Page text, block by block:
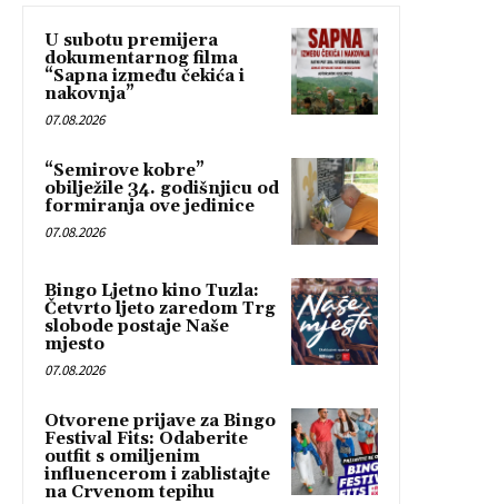
U subotu premijera
dokumentarnog filma
“Sapna između čekića i
nakovnja”
07.08.2026
“Semirove kobre”
obilježile 34. godišnjicu od
formiranja ove jedinice
07.08.2026
Bingo Ljetno kino Tuzla:
Četvrto ljeto zaredom Trg
slobode postaje Naše
mjesto
07.08.2026
Otvorene prijave za Bingo
Festival Fits: Odaberite
outfit s omiljenim
influencerom i zablistajte
na Crvenom tepihu